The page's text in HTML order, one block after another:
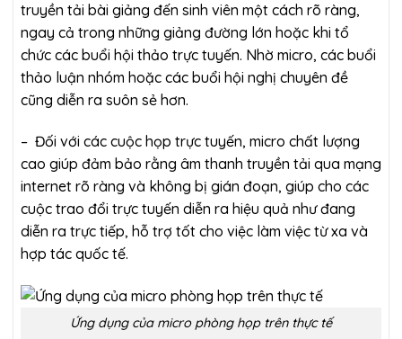
truyền tải bài giảng đến sinh viên một cách rõ ràng,
ngay cả trong những giảng đường lớn hoặc khi tổ
chức các buổi hội thảo trực tuyến. Nhờ micro, các buổi
thảo luận nhóm hoặc các buổi hội nghị chuyên đề
cũng diễn ra suôn sẻ hơn.
– Đối với các cuộc họp trực tuyến, micro chất lượng
cao giúp đảm bảo rằng âm thanh truyền tải qua mạng
internet rõ ràng và không bị gián đoạn, giúp cho các
cuộc trao đổi trực tuyến diễn ra hiệu quả như đang
diễn ra trực tiếp, hỗ trợ tốt cho việc làm việc từ xa và
hợp tác quốc tế.
Ứng dụng của micro phòng họp trên thực tế